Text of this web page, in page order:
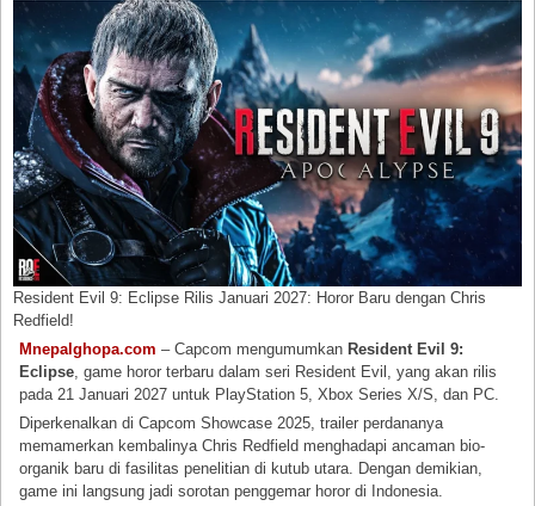
Resident Evil 9: Eclipse Rilis Januari 2027: Horor Baru dengan Chris
Redfield!
Mnepalghopa.com – Capcom mengumumkan Resident Evil 9:
Eclipse, game horor terbaru dalam seri Resident Evil, yang akan rilis
pada 21 Januari 2027 untuk PlayStation 5, Xbox Series X/S, dan PC.
Diperkenalkan di Capcom Showcase 2025, trailer perdananya
memamerkan kembalinya Chris Redfield menghadapi ancaman bio-
organik baru di fasilitas penelitian di kutub utara. Dengan demikian,
game ini langsung jadi sorotan penggemar horor di Indonesia.